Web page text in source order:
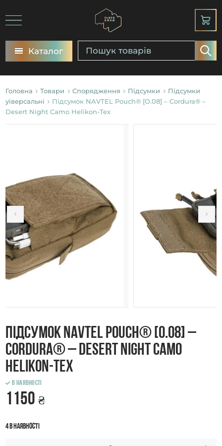
Каталог
Головна Товари Спорядження Підсумки
Підсумки
уіверсальні
Підсумок NAVTEL Pouch® [O.08] – Cordura® –
Desert Night Camo Helikon-Tex
Підсумок NAVTEL Pouch® [O.08] –
Cordura® – Desert Night Camo
Helikon-Tex
В наявності
1150 ₴
4 в наявності